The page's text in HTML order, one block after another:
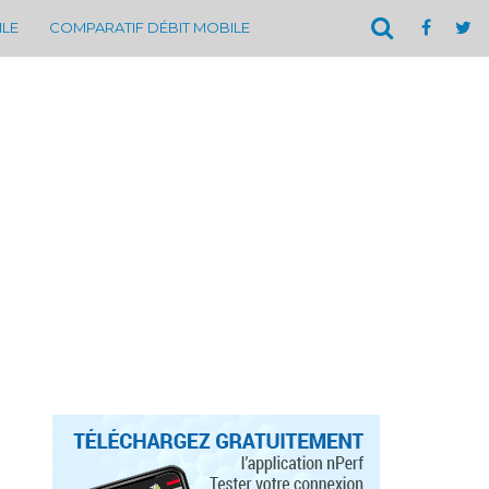
COMPARATIF DÉBIT MOBILE